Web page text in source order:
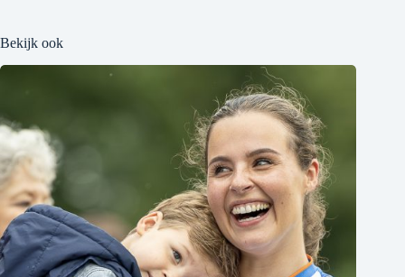
Bekijk ook